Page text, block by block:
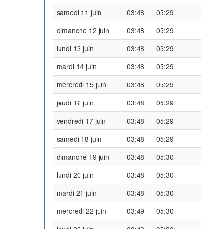
samedi 11 juin
03:48 05:29
dimanche 12 juin
03:48 05:29
lundi 13 juin
03:48 05:29
mardi 14 juin
03:48 05:29
mercredi 15 juin
03:48 05:29
jeudi 16 juin
03:48 05:29
vendredi 17 juin
03:48 05:29
samedi 18 juin
03:48 05:29
dimanche 19 juin
03:48 05:30
lundi 20 juin
03:48 05:30
mardi 21 juin
03:48 05:30
mercredi 22 juin
03:49 05:30